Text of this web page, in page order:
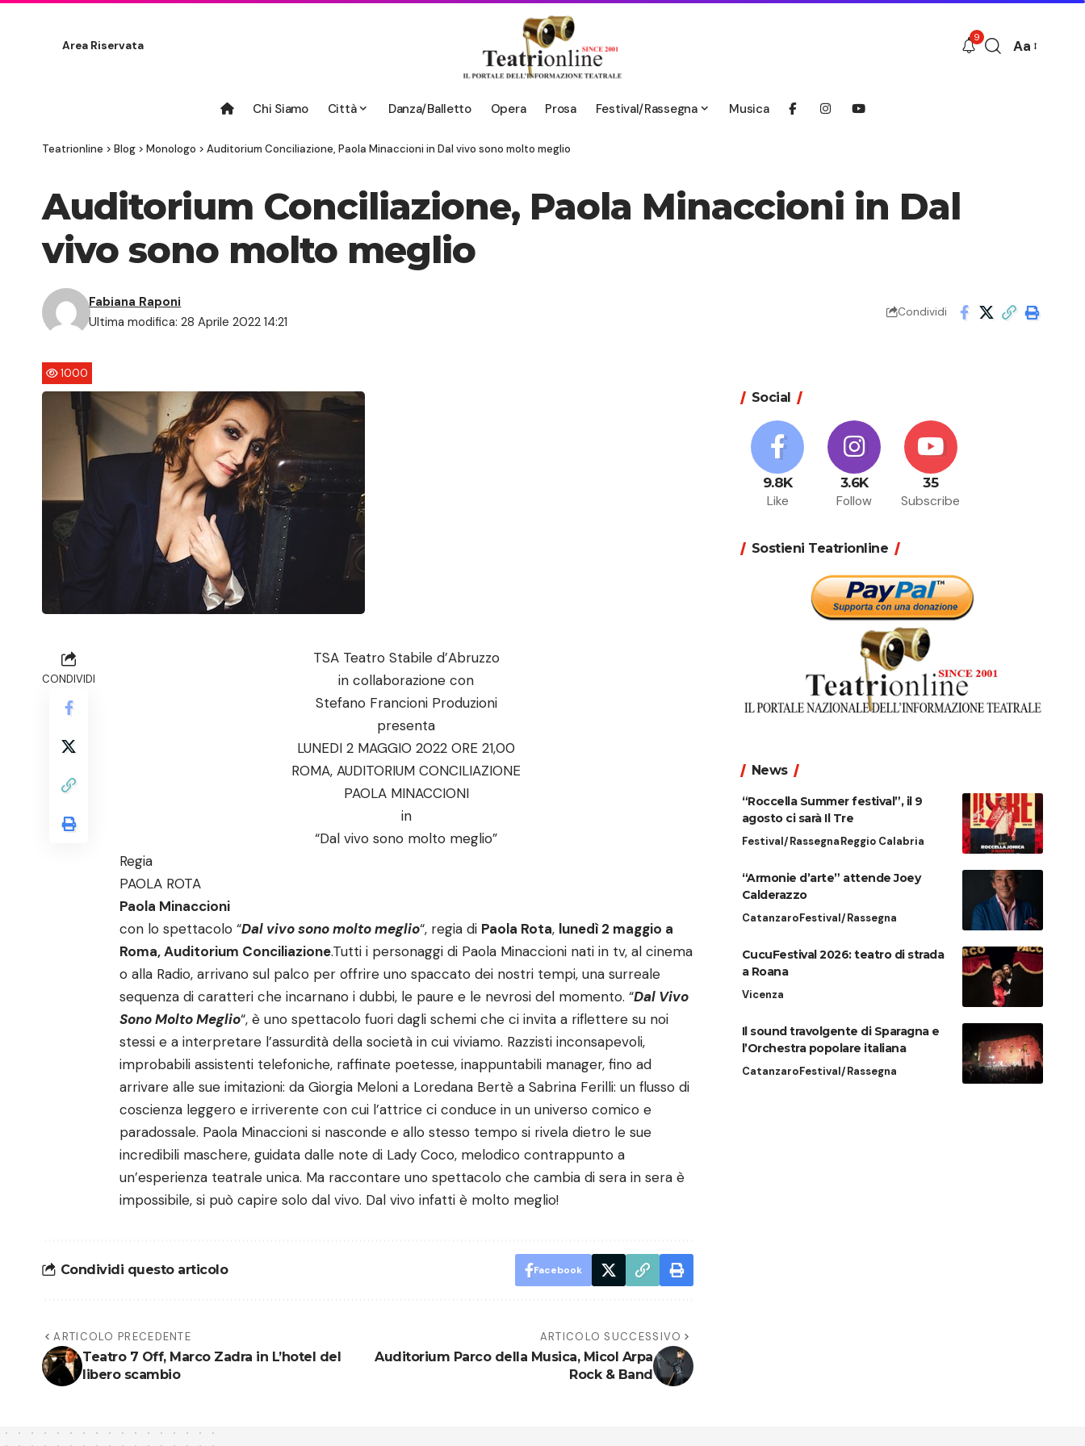
Area Riservata
9
Font
Aa
Chi Siamo Città Danza/Balletto Opera Prosa Festival/Rassegna Musica
Teatrionline > Blog > Monologo > Auditorium Conciliazione, Paola Minaccioni in Dal vivo sono molto meglio
Auditorium Conciliazione, Paola Minaccioni in Dal
vivo sono molto meglio
Ultima modifica: 28 Aprile 2022 14:21
Fabiana Raponi
Condividi
1000
CONDIVIDI
TSA Teatro Stabile d’Abruzzo
in collaborazione con
Stefano Francioni Produzioni
presenta
LUNEDI 2 MAGGIO 2022 ORE 21,00
ROMA, AUDITORIUM CONCILIAZIONE
PAOLA MINACCIONI
in
“Dal vivo sono molto meglio”
Regia
PAOLA ROTA
Paola Minaccioni
con lo spettacolo “Dal vivo sono molto meglio“, regia di Paola Rota, lunedì 2 maggio a
Roma, Auditorium Conciliazione.Tutti i personaggi di Paola Minaccioni nati in tv, al cinema
o alla Radio, arrivano sul palco per offrire uno spaccato dei nostri tempi, una surreale
sequenza di caratteri che incarnano i dubbi, le paure e le nevrosi del momento. “Dal Vivo
Sono Molto Meglio“, è uno spettacolo fuori dagli schemi che ci invita a riflettere su noi
stessi e a interpretare l’assurdità della società in cui viviamo. Razzisti inconsapevoli,
improbabili assistenti telefoniche, raffinate poetesse, inappuntabili manager, fino ad
arrivare alle sue imitazioni: da Giorgia Meloni a Loredana Bertè a Sabrina Ferilli: un flusso di
coscienza leggero e irriverente con cui l’attrice ci conduce in un universo comico e
paradossale. Paola Minaccioni si nasconde e allo stesso tempo si rivela dietro le sue
incredibili maschere, guidata dalle note di Lady Coco, melodico contrappunto a
un’esperienza teatrale unica. Ma raccontare uno spettacolo che cambia di sera in sera è
impossibile, si può capire solo dal vivo. Dal vivo infatti è molto meglio!
Condividi questo articolo Facebook
ARTICOLO PRECEDENTE
Teatro 7 Off, Marco Zadra in L’hotel del
libero scambio
ARTICOLO SUCCESSIVO
Auditorium Parco della Musica, Micol Arpa
Rock & Band
Social
9.8K
Like
3.6K
Follow
35
Subscribe
Sostieni Teatrionline
News
“Roccella Summer festival”, il 9
agosto ci sarà Il Tre
Festival/RassegnaReggio Calabria
“Armonie d’arte” attende Joey
Calderazzo
CatanzaroFestival/Rassegna
CucuFestival 2026: teatro di strada
a Roana
Vicenza
Il sound travolgente di Sparagna e
l’Orchestra popolare italiana
CatanzaroFestival/Rassegna